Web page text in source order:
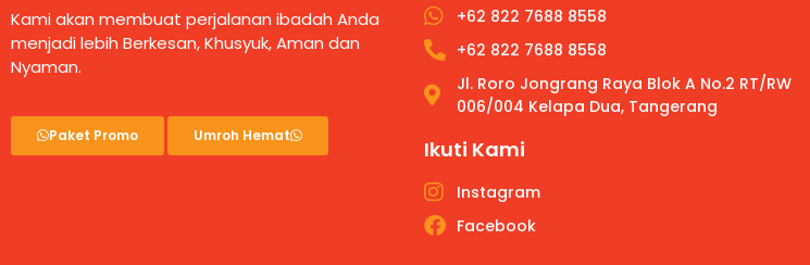
Kami akan membuat perjalanan ibadah Anda
menjadi lebih Berkesan, Khusyuk, Aman dan
Nyaman.
Paket Promo Umroh Hemat
+62 822 7688 8558
+62 822 7688 8558
Jl. Roro Jongrang Raya Blok A No.2 RT/RW
006/004 Kelapa Dua, Tangerang
Ikuti Kami
Instagram
Facebook